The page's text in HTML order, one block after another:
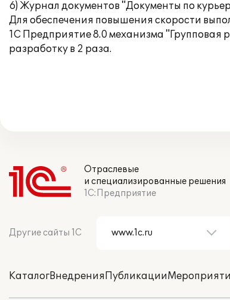
6) Журнал документов "Документы по
Для обеспечения повышения скорости
1С Предприятие 8.0 механизма "Групповая
разработку в 2 раза.
Отраслевые
и специализированные решения
1С:Предприятие
Другие сайты 1С
КаталогВнедренияПубликации